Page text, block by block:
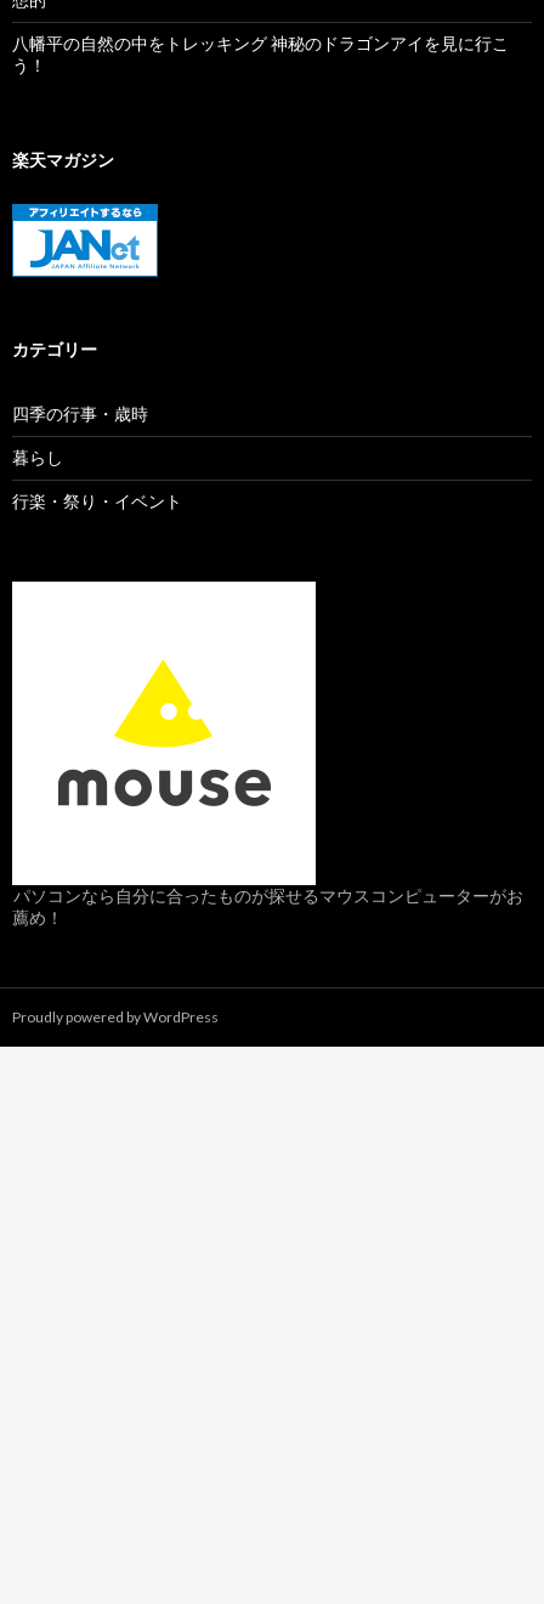
八幡平の自然の中をトレッキング 神秘のドラゴンアイを見に行こ
う！
楽天マガジン
カテゴリー
四季の行事・歳時
暮らし
行楽・祭り・イベント
パソコンなら自分に合ったものが探せるマウスコンピューターがお
薦め！
Proudly powered by WordPress